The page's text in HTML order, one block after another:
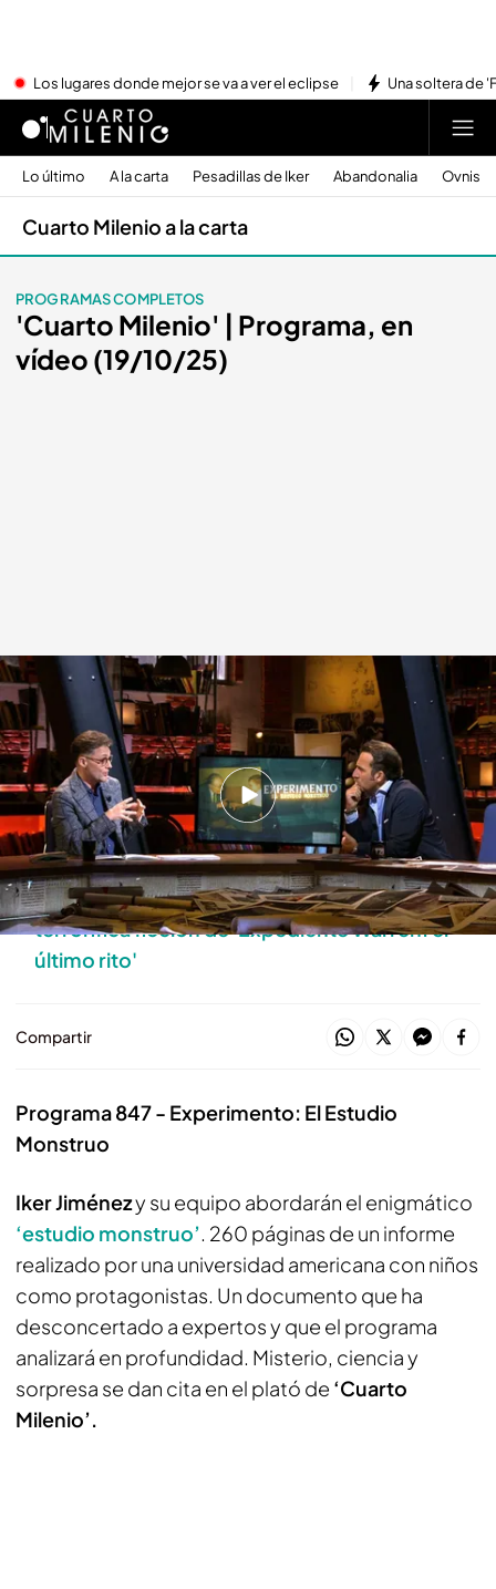
Los lugares donde mejor se va a ver el eclipse Una soltera de
Lo último A la carta Pesadillas de Iker Abandonalia Ovnis
Cuarto Milenio a la carta
PROGRAMAS COMPLETOS
'Cuarto Milenio' | Programa, en
vídeo (19/10/25)
'Cuarto Milenio' | Programa completo (19/10/25)
Cuarto Milenio
20 OCT 2025 - 00:51h.
Disfruta del programa de 'Cuarto Milenio' del
domingo 19 de octubre, online y completo
Caso Pensilvania: la historia real que inspiró la
terrorífica ficción de 'Expediente Warren: el
último rito'
Compartir
Programa 847 - Experimento: El Estudio
Monstruo
Iker Jiménezy su equipo abordarán el enigmático
‘estudio monstruo’. 260 páginas de un informe
realizado por una universidad americana con niños
como protagonistas. Un documento que ha
desconcertado a expertos y que el programa
analizará en profundidad. Misterio, ciencia y
sorpresa se dan cita en el plató de ‘Cuarto
Milenio’.